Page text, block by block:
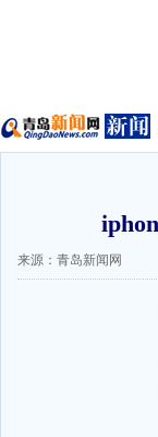
来源：青岛新闻网